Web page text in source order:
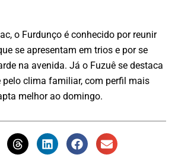
o Furdunço é conhecido por reunir
se apresentam em trios e por se
na avenida. Já o Fuzuê se destaca
pelo clima familiar, com perfil mais
melhor ao domingo.